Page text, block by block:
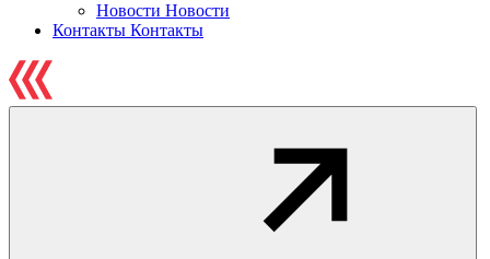
Новости Новости
Контакты Контакты